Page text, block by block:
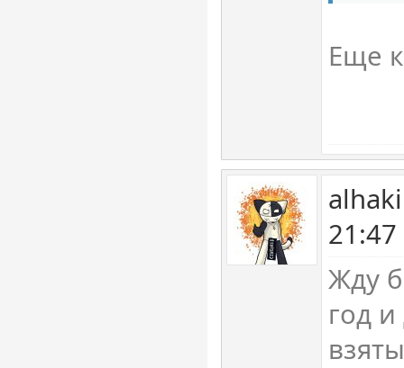
Еще
Жду
год